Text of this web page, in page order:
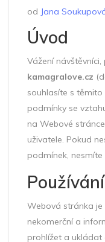
od Jana
Úvod
Vážení
kamagralove.cz
souhlasíte s
podmínky se
na Webové
uživatele. Pokud
podmínek,
Webová stránka je
nekomerční a
prohlížet a ukládat